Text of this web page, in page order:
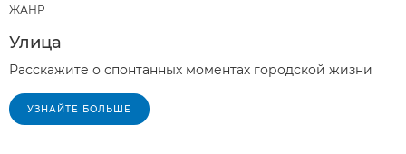
ЖАНР
Улица
Расскажите о спонтанных моментах городской жизни
УЗНАЙТЕ БОЛЬШЕ